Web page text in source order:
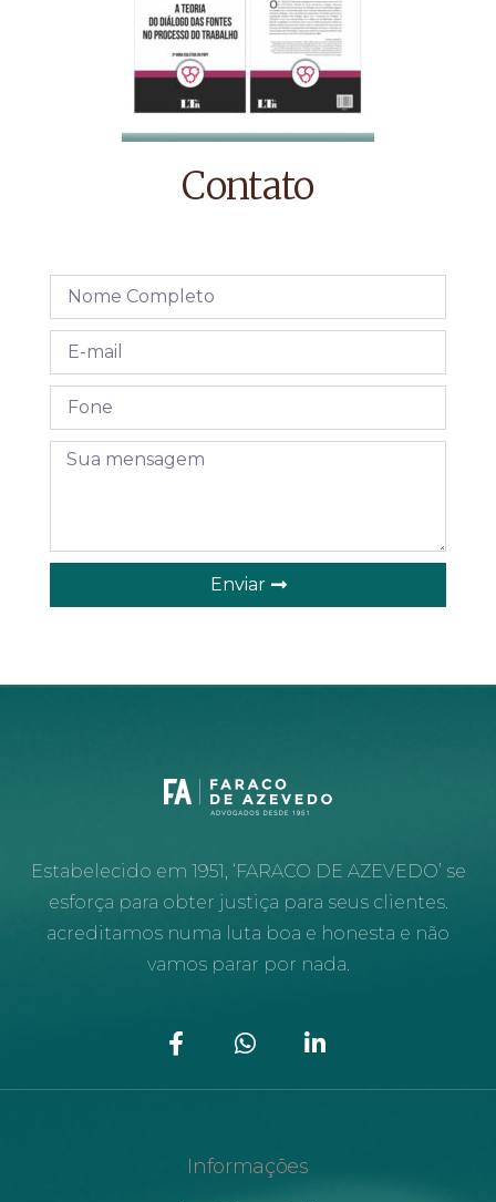
Contato
Enviar
Estabelecido em 1951, ‘FARACO DE AZEVEDO’ se
esforça para obter justiça para seus clientes.
acreditamos numa luta boa e honesta e não
vamos parar por nada.
Informações